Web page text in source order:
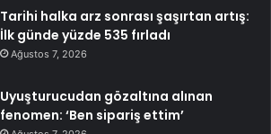
Tarihi halka arz sonrası şaşırtan artış:
İlk günde yüzde 535 fırladı
Ağustos 7, 2026
Uyuşturucudan gözaltına alınan
fenomen: ‘Ben sipariş ettim’